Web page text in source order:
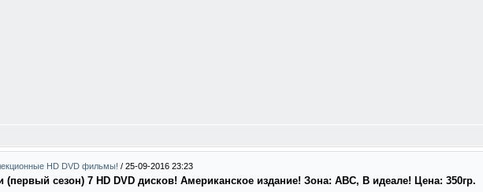
HD DVD фильмы! / 25-09-2016 23:23
(первый сезон) 7 HD DVD дисков! Американское издание! Зона: АВС, В идеале! Цена: 350гр.